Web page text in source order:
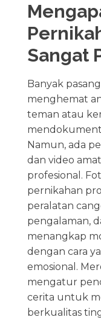
Sangat
Banyak
menghemat
teman atau
Namun, ada
dan video
profesional.
pernikahan
peralatan
pengalaman,
menangkap
dengan cara
emosional.
mengatur
cerita untuk
berkualitas